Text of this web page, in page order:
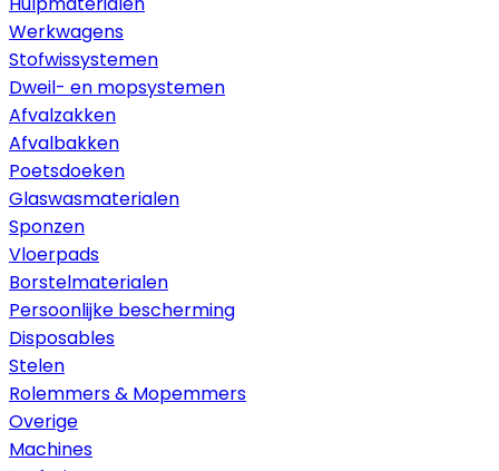
Werkwagens
Stofwissystemen
Dweil- en mopsystemen
Afvalzakken
Afvalbakken
Poetsdoeken
Glaswasmaterialen
Sponzen
Vloerpads
Borstelmaterialen
Persoonlijke bescherming
Disposables
Stelen
Rolemmers & Mopemmers
Overige
Machines